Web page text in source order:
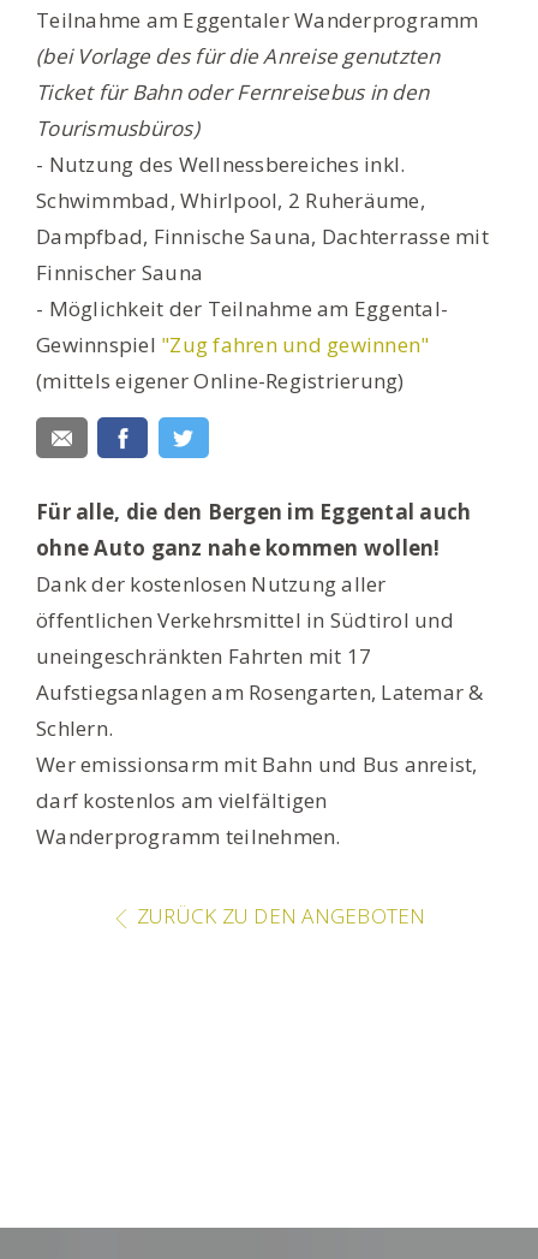
Teilnahme am Eggentaler Wanderprogramm
(bei Vorlage des für die Anreise genutzten
Ticket für Bahn oder Fernreisebus in den
Tourismusbüros)
- Nutzung des Wellnessbereiches inkl.
Schwimmbad, Whirlpool, 2 Ruheräume,
Dampfbad, Finnische Sauna, Dachterrasse mit
Finnischer Sauna
- Möglichkeit der Teilnahme am Eggental-
Gewinnspiel "Zug fahren und gewinnen"
(mittels eigener Online-Registrierung)
Für alle, die den Bergen im Eggental auch
ohne Auto ganz nahe kommen wollen!
Dank der kostenlosen Nutzung aller
öffentlichen Verkehrsmittel in Südtirol und
uneingeschränkten Fahrten mit 17
Aufstiegsanlagen am Rosengarten, Latemar &
Schlern.
Wer emissionsarm mit Bahn und Bus anreist,
darf kostenlos am vielfältigen
Wanderprogramm teilnehmen.
ZURÜCK ZU DEN ANGEBOTEN